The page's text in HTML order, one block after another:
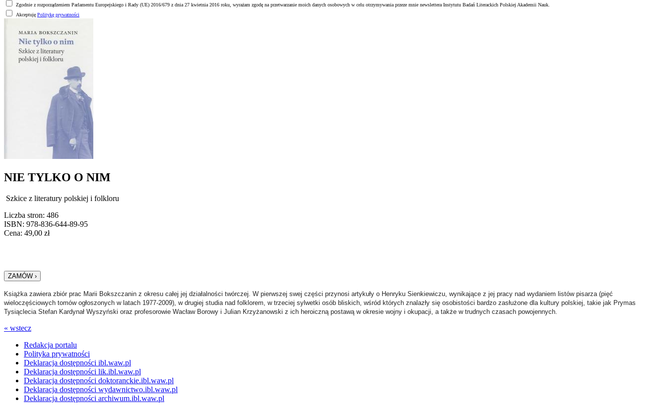
Zgodnie z rozporządzeniem Parlamentu Europejskiego i Rady (UE) 2016/679 z dnia 27 kwietnia 2016 roku, wyrażam zgodę na przetwarzanie moich danych osobowych w celu otrzymywania przeze mnie newslettera Instytutu Badań Literackich Polskiej Akademii Nauk.
Akceptuję Politykę prywatności
NIE TYLKO O NIM
Szkice z literatury polskiej i folkloru
Liczba stron: 486
ISBN: 978-836-644-89-95
Cena: 49,00 zł
Książka zawiera zbiór prac Marii Bokszczanin z okresu całej jej działalności twórczej. W pierwszej swej części przynosi artykuły o Henryku Sienkiewiczu, wynikające z jej pracy nad wydaniem listów pisarza (pięć
wieloczęściowych tomów ogłoszonych w latach 1977-2009), w drugiej studia nad folklorem, w trzeciej sylwetki osób bliskich, wśród których znalazły się osobistości bardzo zasłużone dla kultury polskiej, takie jak Prymas
Tysiąclecia Stefan Kardynał Wyszyński oraz profesorowie Wacław Borowy i Julian Krzyżanowski z ich heroiczną postawą w okresie wojny i okupacji, a także w trudnych czasach powojennych.
« wstecz
Redakcja portalu
Polityka prywatności
Deklaracja dostępności ibl.waw.pl
Deklaracja dostępności lik.ibl.waw.pl
Deklaracja dostępności doktoranckie.ibl.waw.pl
Deklaracja dostępności wydawnictwo.ibl.waw.pl
Deklaracja dostępności archiwum.ibl.waw.pl